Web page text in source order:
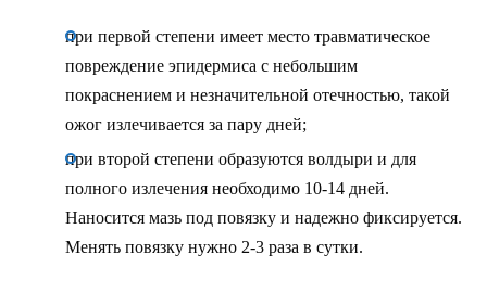
при первой степени имеет место травматическое
повреждение эпидермиса с небольшим
покраснением и незначительной отечностью, такой
ожог излечивается за пару дней;
при второй степени образуются волдыри и для
полного излечения необходимо 10-14 дней.
Наносится мазь под повязку и надежно фиксируется.
Менять повязку нужно 2-3 раза в сутки.